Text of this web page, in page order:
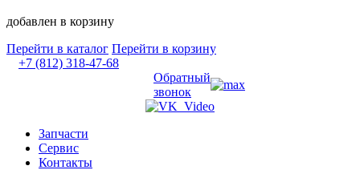
добавлен в корзину
Перейти в каталог Перейти в корзину
+7 (812) 318-47-68
Обратный
звонок
Запчасти
Сервис
Контакты